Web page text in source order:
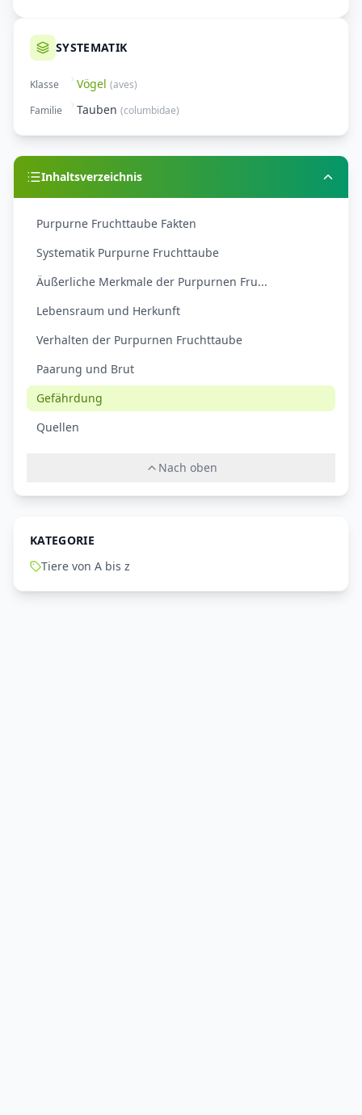
SYSTEMATIK
Klasse Vögel (aves)
Familie
Tauben (columbidae)
Inhaltsverzeichnis
Purpurne Fruchttaube Fakten
Systematik Purpurne Fruchttaube
Äußerliche Merkmale der Purpurnen Fru...
Lebensraum und Herkunft
Verhalten der Purpurnen Fruchttaube
Paarung und Brut
Gefährdung
Quellen
Nach oben
KATEGORIE
Tiere von A bis z